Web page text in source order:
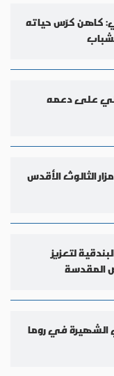
كاهن كرّس حياته
على دعمه
مزار الثالوث الأقدس
لتعزيز
المقدسة
الشهيرة في روما